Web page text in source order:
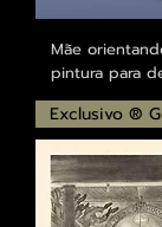
Mãe
pintura para
Exclusivo ®